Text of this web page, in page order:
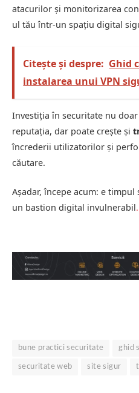
atacurilor și monitorizarea
ul tău într-un spațiu digital
Citește și despre: Ghid
instalarea unui VPN
Investiția în securitate nu
reputația, dar poate crește și
încrederii utilizatorilor și
căutare.
Așadar, începe acum: e
un bastion digital invulnerabil.
bune practici securitate ghid
securitate web site sigur